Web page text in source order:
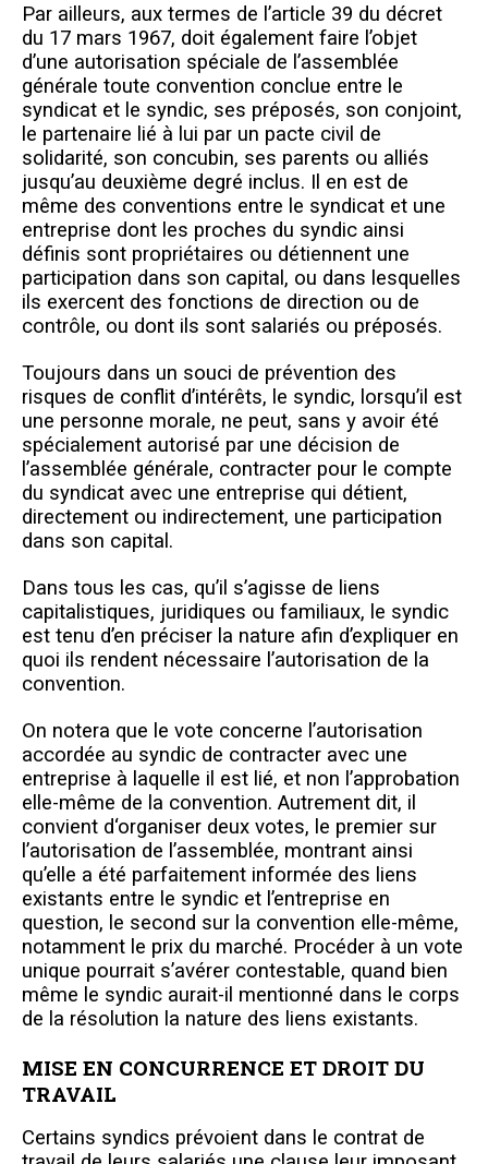
Par ailleurs, aux termes de l’article 39 du décret
du 17 mars 1967, doit également faire l’objet
d’une autorisation spéciale de l’assemblée
générale toute convention conclue entre le
syndicat et le syndic, ses préposés, son conjoint,
le partenaire lié à lui par un pacte civil de
solidarité, son concubin, ses parents ou alliés
jusqu’au deuxième degré inclus. Il en est de
même des conventions entre le syndicat et une
entreprise dont les proches du syndic ainsi
définis sont propriétaires ou détiennent une
participation dans son capital, ou dans lesquelles
ils exercent des fonctions de direction ou de
contrôle, ou dont ils sont salariés ou préposés.
Toujours dans un souci de prévention des
risques de conflit d’intérêts, le syndic, lorsqu’il est
une personne morale, ne peut, sans y avoir été
spécialement autorisé par une décision de
l’assemblée générale, contracter pour le compte
du syndicat avec une entreprise qui détient,
directement ou indirectement, une participation
dans son capital.
Dans tous les cas, qu’il s’agisse de liens
capitalistiques, juridiques ou familiaux, le syndic
est tenu d’en préciser la nature afin d’expliquer en
quoi ils rendent nécessaire l’autorisation de la
convention.
On notera que le vote concerne l’autorisation
accordée au syndic de contracter avec une
entreprise à laquelle il est lié, et non l’approbation
elle-même de la convention. Autrement dit, il
convient d‘organiser deux votes, le premier sur
l’autorisation de l’assemblée, montrant ainsi
qu’elle a été parfaitement informée des liens
existants entre le syndic et l’entreprise en
question, le second sur la convention elle-même,
notamment le prix du marché. Procéder à un vote
unique pourrait s’avérer contestable, quand bien
même le syndic aurait-il mentionné dans le corps
de la résolution la nature des liens existants.
MISE EN CONCURRENCE ET DROIT DU
TRAVAIL
Certains syndics prévoient dans le contrat de